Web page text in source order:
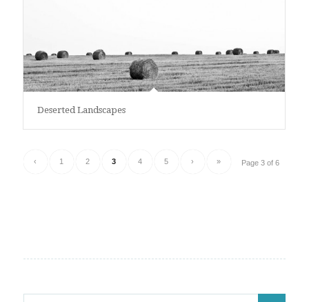
Deserted Landscapes
Page 3 of 6
‹ 1 2 3 4 5 › »